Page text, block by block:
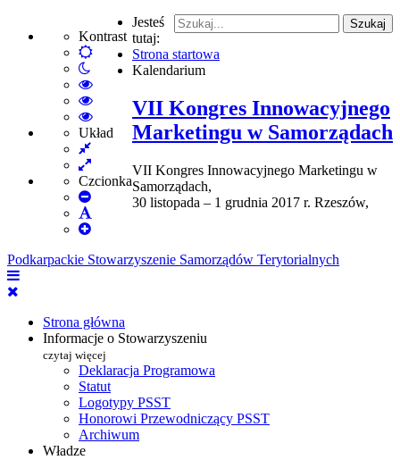
Kontrast
Default
mode
Włącz
tryb
nocny
High
Contrast
Black
White
High
Contrast
Black
High
Contrast
mode
Układ
Fixed
layout
Wide
layout
Czcionka
Set
Smaller
Font
Set
Font
Szukaj
Podkarpackie Stowarzyszenie Samorządów Terytorialnych
Strona główna
Informacje o Stowarzyszeniu
czytaj więcej
Deklaracja Programowa
Statut
Logotypy PSST
Honorowi Przewodniczący PSST
Archiwum
Władze
Jesteś
tutaj:
Strona startowa
Kalendarium
VII Kongres Innowacyjnego
Marketingu w Samorządach
VII Kongres Innowacyjnego Marketingu w
Samorządach,
30 listopada – 1 grudnia 2017 r. Rzeszów,